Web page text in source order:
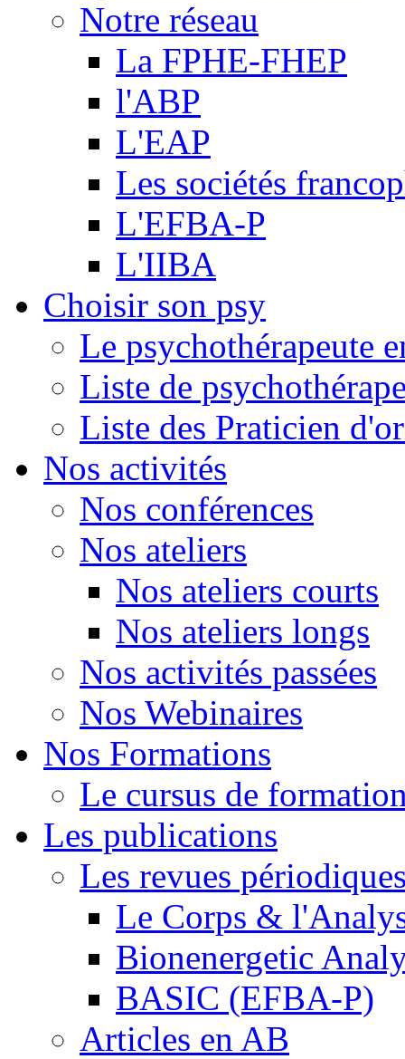
Notre réseau
La FPHE-FHEP
l'ABP
L'EAP
Les sociétés
L'EFBA-P
L'IIBA
Choisir son psy
Le psychothérapeute
Liste de
Liste des Praticien
Nos activités
Nos conférences
Nos ateliers
Nos ateliers courts
Nos ateliers longs
Nos activités passées
Nos Webinaires
Nos Formations
Le cursus de
Les publications
Les revues
Le Corps &
Bionenergetic
BASIC (EFBA-P)
Articles en AB